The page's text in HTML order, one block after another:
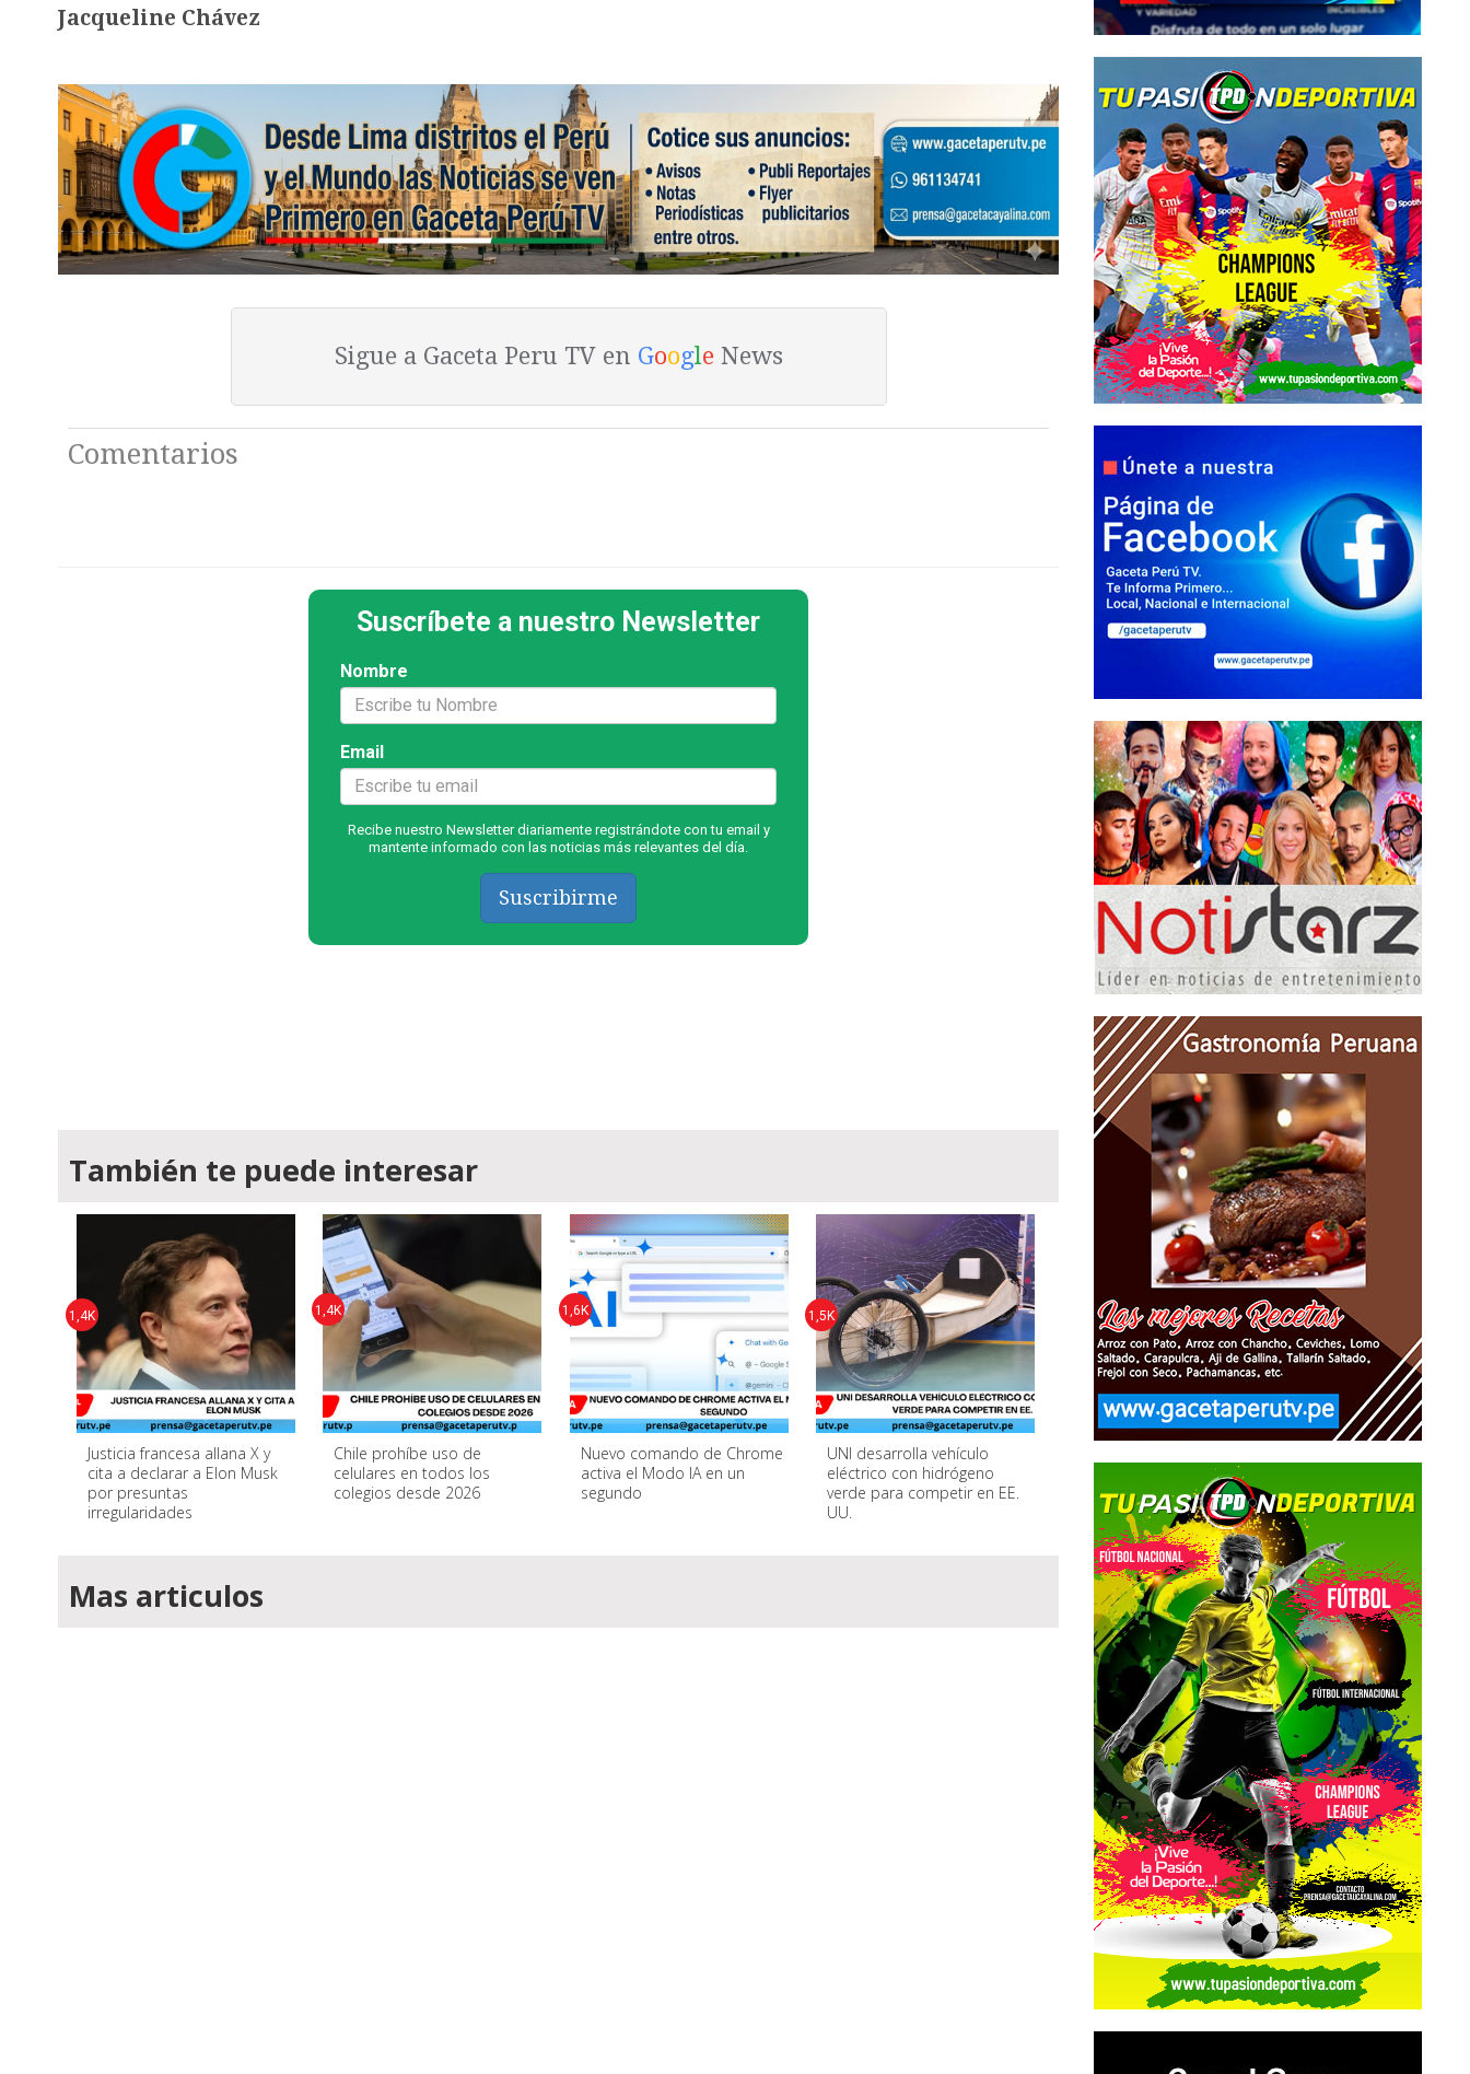
Jacqueline Chávez
Sigue a Gaceta Peru TV en GoogleNews
Comentarios
Suscríbete a nuestro Newsletter
Nombre
Email
Recibe nuestro Newsletter diariamente registrándote con tu email y
mantente informado con las noticias más relevantes del día.
Suscribirme
También te puede interesar
Justicia francesa allana X y
cita a declarar a Elon Musk
por presuntas
irregularidades
1,4K
Chile prohíbe uso de
celulares en todos los
colegios desde 2026
1,4K
Nuevo comando de Chrome
activa el Modo IA en un
segundo
1,6K
UNI desarrolla vehículo
eléctrico con hidrógeno
verde para competir en EE.
UU.
1,5K
Mas articulos